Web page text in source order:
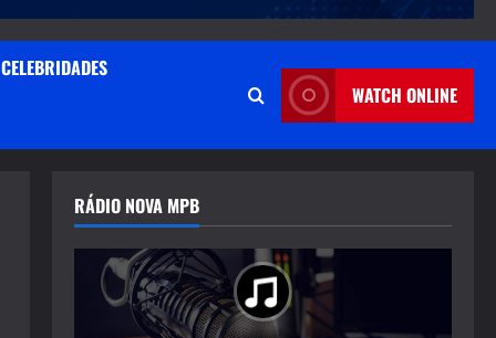
CELEBRIDADES
WATCH ONLINE
RÁDIO NOVA MPB